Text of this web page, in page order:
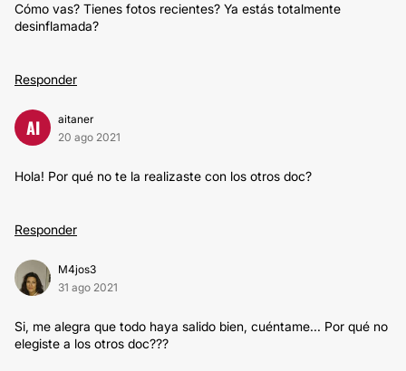
Cómo vas? Tienes fotos recientes? Ya estás totalmente
desinflamada?
Responder
AI
aitaner
20 ago 2021
Hola! Por qué no te la realizaste con los otros doc?
Responder
M4jos3
31 ago 2021
Si, me alegra que todo haya salido bien, cuéntame... Por qué no
elegiste a los otros doc???